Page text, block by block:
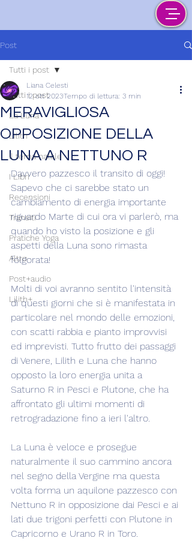
Post
Tutti i post
La Luna
Lilith
Il tema natale
I Libri
Recensioni
Transiti
Pratiche Yoga
Altro
Post+audio
Lilith+
Tutti i post
MERAVIGLIOSA
OPPOSIZIONE DELLA
LUNA A NETTUNO R
Liana Celesti
12 ott 2023Tempo di lettura: 3 min
Davvero pazzesco il transito di oggi!
Sapevo che ci sarebbe stato un
cambiamento di energia importante
riguardo Marte di cui ora vi parlerò, ma
quando ho visto la posizione e gli
aspetti della Luna sono rimasta
folgorata!
Molti di voi avranno sentito l'intensità
di questi giorni che si è manifestata in
particolare nel mondo delle emozioni,
con scatti rabbia e pianto improvvisi
ed imprevisti. Tutto frutto dei passaggi
di Venere, Lilith e Luna che hanno
opposto la loro energia unita a
Saturno R in Pesci e Plutone, che ha
affrontato gli ultimi momenti di
retrogradazione fino a ieri l'altro.
La Luna è veloce e prosegue
naturalmente il suo cammino ancora
nel segno della Vergine ma questa
volta forma un aquilone pazzesco con
Nettuno R in opposizione dai Pesci e ai
lati due trigoni perfetti con Plutone in
Capricorno e Urano R in Toro.